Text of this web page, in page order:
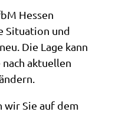
Hessen
Situation und
Die Lage kann
aktuellen
wir Sie auf dem